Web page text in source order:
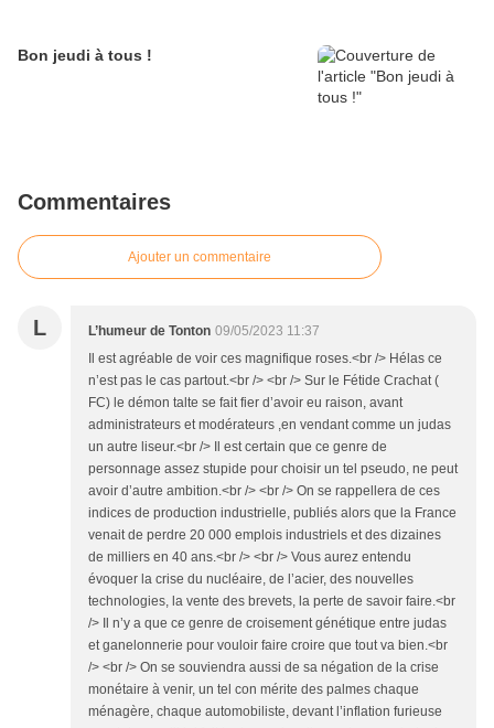
Bon jeudi à tous !
Commentaires
Ajouter un commentaire
L L’humeur de Tonton 09/05/2023 11:37
Il est agréable de voir ces magnifique roses.<br /> Hélas ce
n’est pas le cas partout.<br /> <br /> Sur le Fétide Crachat (
FC) le démon talte se fait fier d’avoir eu raison, avant
administrateurs et modérateurs ,en vendant comme un judas
un autre liseur.<br /> Il est certain que ce genre de
personnage assez stupide pour choisir un tel pseudo, ne peut
avoir d’autre ambition.<br /> <br /> On se rappellera de ces
indices de production industrielle, publiés alors que la France
venait de perdre 20 000 emplois industriels et des dizaines
de milliers en 40 ans.<br /> <br /> Vous aurez entendu
évoquer la crise du nucléaire, de l’acier, des nouvelles
technologies, la vente des brevets, la perte de savoir faire.<br
/> Il n’y a que ce genre de croisement génétique entre judas
et ganelonnerie pour vouloir faire croire que tout va bien.<br
/> <br /> On se souviendra aussi de sa négation de la crise
monétaire à venir, un tel con mérite des palmes chaque
ménagère, chaque automobiliste, devant l’inflation furieuse